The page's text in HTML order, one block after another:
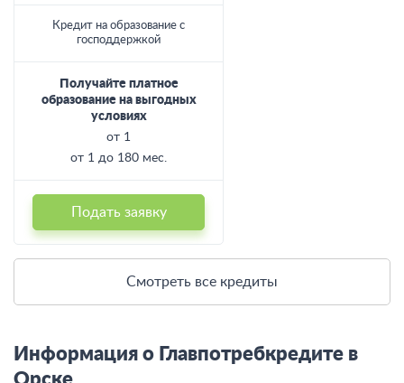
Кредит на образование с
господдержкой
Получайте платное
образование на выгодных
условиях
от 1
от 1 до 180 мес.
Подать заявку
Смотреть все кредиты
Информация о Главпотребкредите в